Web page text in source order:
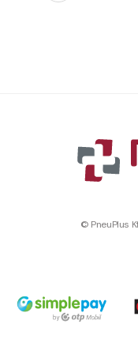
© PneuPlus